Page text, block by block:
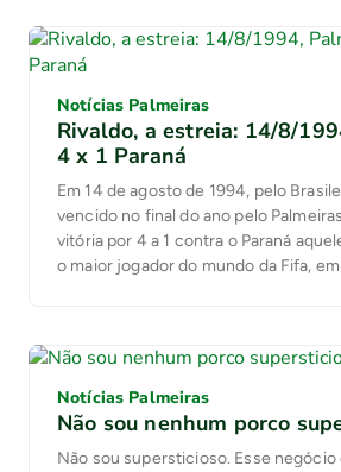
Notícias Palmeiras
Rivaldo, a estreia: 14/8/
4 x 1 Paraná
Em 14 de agosto de 1994, pelo
vencido no final do ano pelo
vitória por 4 a 1 contra o Paraná
o maior jogador do mundo da Fifa,
Notícias Palmeiras
Não sou nenhum porco
Não sou supersticioso. Esse